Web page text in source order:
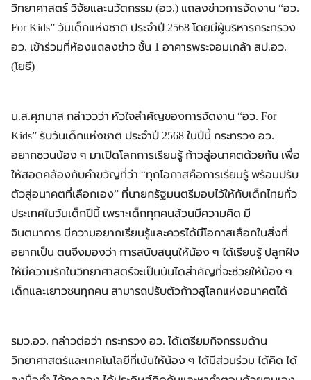
วิทยาศาสตร์ วิจัยและนวัตกรรม (อว.) แถลงข่าวการจัดงาน “อว.
For Kids” วันเด็กแห่งชาติ ประจำปี 2568 โดยมีผู้บริหารกระทรวง
อว. เข้าร่วมที่ห้องแถลงข่าว ชั้น 1 อาคารพระจอมเกล้า สป.อว.
(โยธี)
น.ส.ศุภมาส กล่าววว่า หัวใจสำคัญของการจัดงาน “อว. For
Kids” รับวันเด็กแห่งชาติ ประจำปี 2568 ในปีนี้ กระทรวง อว.
อยากชวนน้อง ๆ มาเปิดโลกการเรียนรู้ ก้าวสู่อนาคตด้วยกัน เพื่อ
ให้สอดคล้องกับคำขวัญที่ว่า “ทุกโอกาสคือการเรียนรู้ พร้อมปรับ
ตัวสู่อนาคตที่เลือกเอง” ที่นายกรัฐมนตรีมอบไว้ให้กับเด็กไทยทั่ว
ประเทศในวันเด็กปีนี้ เพราะเด็กทุกคนล้วนมีความคิด มี
จินตนาการ มีความอยากเรียนรู้และควรได้มีโอกาสเลือกในสิ่งที่
อยากเป็น ตนจึงมองว่า การสนับสนุนให้น้อง ๆ ได้เรียนรู้ ปลูกฝัง
ให้มีความรักในวิทยาศาสตร์จะเป็นบันไดสำคัญที่จะช่วยให้น้อง ๆ
เด็กและเยาวชนทุกคน สามารถปรับตัวก้าวสูโลกแห่งอนาคตได้
รมว.อว. กล่าวต่อว่า กระทรวง อว. ได้เตรียมกิจกรรมด้าน
วิทยาศาสตร์และเทคโนโลยีที่เน้นให้น้อง ๆ ได้มีส่วนร่วม ได้คิด ได้